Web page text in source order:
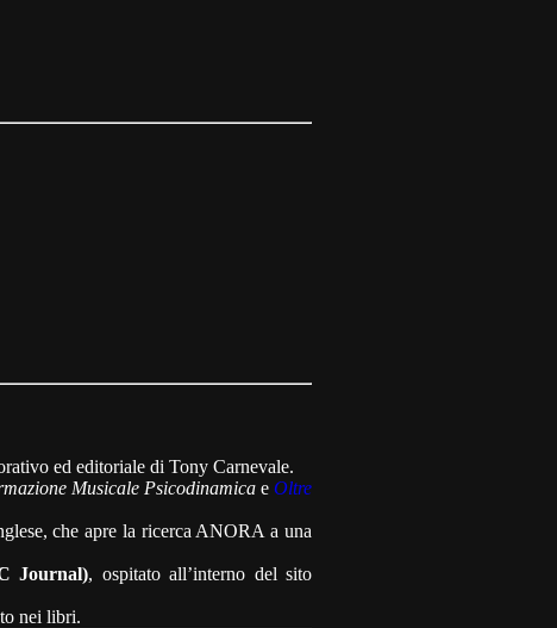
ed editoriale di Tony Carnevale.
Musicale PsicodinamicaeOltre
che apre la ricerca ANORA a una
Journal), ospitato all’interno del sito
nei libri.